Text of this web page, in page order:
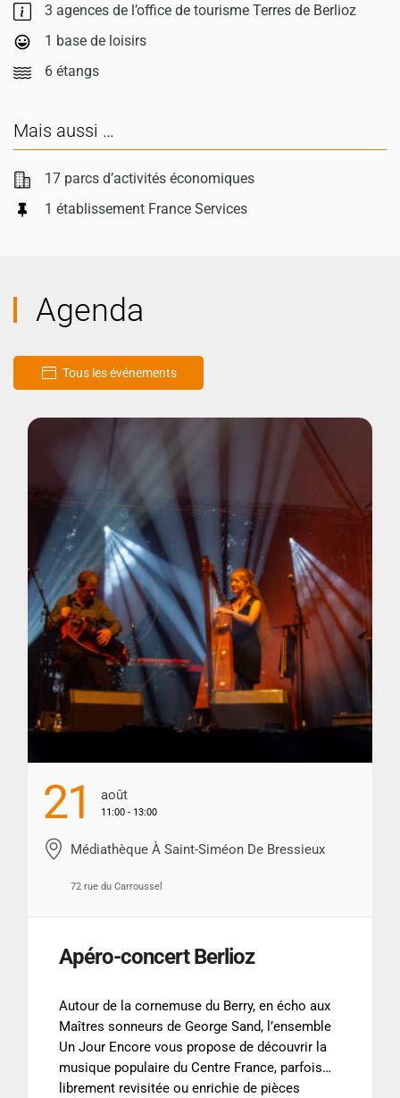
3 agences de l’office de tourisme Terres de Berlioz
1 base de loisirs
6 étangs
Mais aussi …
17 parcs d’activités économiques
1 établissement France Services
Agenda
Tous les événements
21 Août
11:00 - 13:00
Médiathèque À Saint-Siméon De Bressieux
72 rue du Carroussel
Apéro-concert Berlioz
Autour de la cornemuse du Berry, en écho aux
Maîtres sonneurs de George Sand, l’ensemble
Un Jour Encore vous propose de découvrir la
musique populaire du Centre France, parfois
librement revisitée ou enrichie de pièces